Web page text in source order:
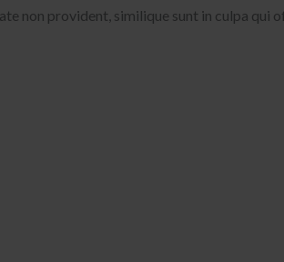
non provident, similique sunt in culpa qui